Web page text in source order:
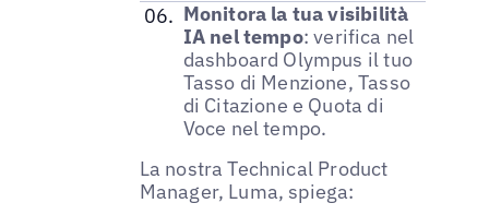
Monitora la tua visibilità
IA nel tempo: verifica nel
dashboard Olympus il tuo
Tasso di Menzione, Tasso
di Citazione e Quota di
Voce nel tempo.
La nostra Technical Product
Manager, Luma, spiega: